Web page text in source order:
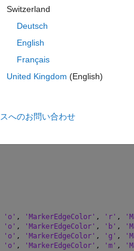
'o' , 'MarkerEdgeColor' , 'r' ,
'o' , 'MarkerEdgeColor' , 'b' ,
'o' , 'MarkerEdgeColor' , 'g' ,
'o' , 'MarkerEdgeColor' , 'm' ,
Switzerland
Deutsch
English
Français
United Kingdom (English)
へのお問い合わせ